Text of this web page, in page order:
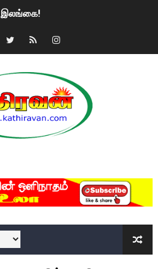
இலங்கை!
எங்களைத் தனிமையில்
திட்டம்?
தரமான சம்பவம்.. ஆபாச வீடியோக்களால்
இந்தியாவின் “கோவிஷீல்டு”
பிரபாகரனின் பிறந்தநாளை
யார், என்ன நடந்தது?: உண்மையை
அமெரிக்க டொலர் நட்டஈடு